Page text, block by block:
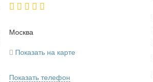
Москва
Показать на карте
Показать телефон